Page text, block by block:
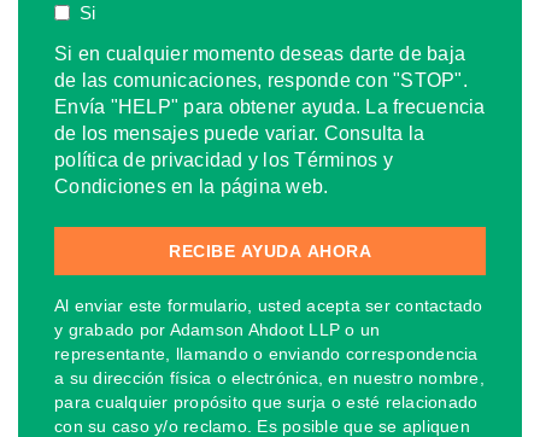
Si
Si en cualquier momento deseas darte de baja
de las comunicaciones, responde con "STOP".
Envía "HELP" para obtener ayuda. La frecuencia
de los mensajes puede variar. Consulta la
política de privacidad y los Términos y
Condiciones en la página web.
Al enviar este formulario, usted acepta ser contactado
y grabado por Adamson Ahdoot LLP o un
representante, llamando o enviando correspondencia
a su dirección física o electrónica, en nuestro nombre,
para cualquier propósito que surja o esté relacionado
con su caso y/o reclamo. Es posible que se apliquen